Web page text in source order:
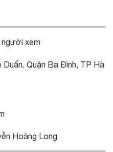
người xem
Duẩn, Quận Ba Đình, TP Hà
Hoàng Long